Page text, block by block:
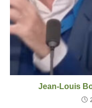
Jean-Louis